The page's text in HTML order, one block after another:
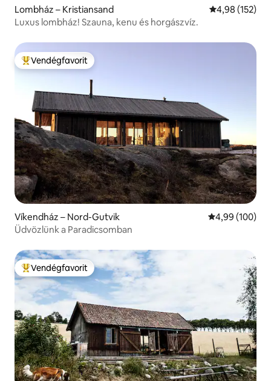
Lombház – Kristiansand Átlagos
4,98 (152)
Luxus lombház! Szauna, kenu és horgászvíz.
Kiemelt vendégfavorit
Vendégfavorit
Víkendház – Nord-Gutvik Átlagos
4,99 (100)
Üdvözlünk a Paradicsomban
Kiemelt vendégfavorit
Vendégfavorit